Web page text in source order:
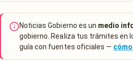
Noticias Gobierno es un medio
gobierno. Realiza tus trámites en
guía con fuentes oficiales —